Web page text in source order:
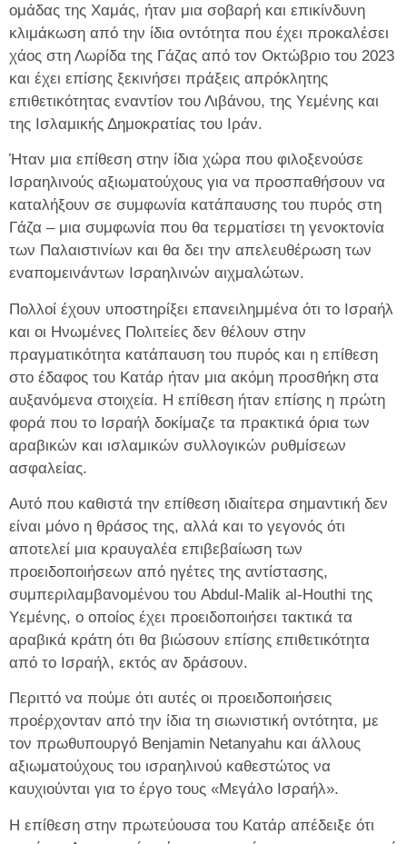
ομάδας της Χαμάς, ήταν μια σοβαρή και επικίνδυνη
κλιμάκωση από την ίδια οντότητα που έχει προκαλέσει
χάος στη Λωρίδα της Γάζας από τον Οκτώβριο του 2023
και έχει επίσης ξεκινήσει πράξεις απρόκλητης
επιθετικότητας εναντίον του Λιβάνου, της Υεμένης και
της Ισλαμικής Δημοκρατίας του Ιράν.
Ήταν μια επίθεση στην ίδια χώρα που φιλοξενούσε
Ισραηλινούς αξιωματούχους για να προσπαθήσουν να
καταλήξουν σε συμφωνία κατάπαυσης του πυρός στη
Γάζα – μια συμφωνία που θα τερματίσει τη γενοκτονία
των Παλαιστινίων και θα δει την απελευθέρωση των
εναπομεινάντων Ισραηλινών αιχμαλώτων.
Πολλοί έχουν υποστηρίξει επανειλημμένα ότι το Ισραήλ
και οι Ηνωμένες Πολιτείες δεν θέλουν στην
πραγματικότητα κατάπαυση του πυρός και η επίθεση
στο έδαφος του Κατάρ ήταν μια ακόμη προσθήκη στα
αυξανόμενα στοιχεία. Η επίθεση ήταν επίσης η πρώτη
φορά που το Ισραήλ δοκίμαζε τα πρακτικά όρια των
αραβικών και ισλαμικών συλλογικών ρυθμίσεων
ασφαλείας.
Αυτό που καθιστά την επίθεση ιδιαίτερα σημαντική δεν
είναι μόνο η θράσος της, αλλά και το γεγονός ότι
αποτελεί μια κραυγαλέα επιβεβαίωση των
προειδοποιήσεων από ηγέτες της αντίστασης,
συμπεριλαμβανομένου του Abdul-Malik al-Houthi της
Υεμένης, ο οποίος έχει προειδοποιήσει τακτικά τα
αραβικά κράτη ότι θα βιώσουν επίσης επιθετικότητα
από το Ισραήλ, εκτός αν δράσουν.
Περιττό να πούμε ότι αυτές οι προειδοποιήσεις
προέρχονταν από την ίδια τη σιωνιστική οντότητα, με
τον πρωθυπουργό Benjamin Netanyahu και άλλους
αξιωματούχους του ισραηλινού καθεστώτος να
καυχιούνται για το έργο τους «Μεγάλο Ισραήλ».
Η επίθεση στην πρωτεύουσα του Κατάρ απέδειξε ότι